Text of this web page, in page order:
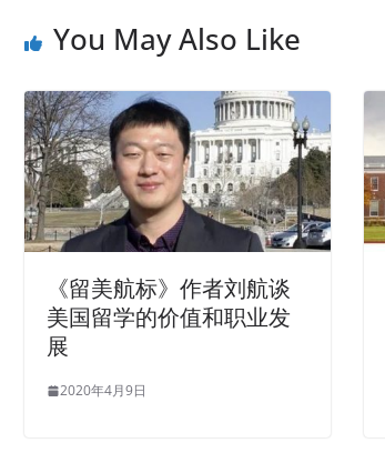
You May Also Like
《留美航标》作者刘航谈
美国留学的价值和职业发
展
2020年4月9日